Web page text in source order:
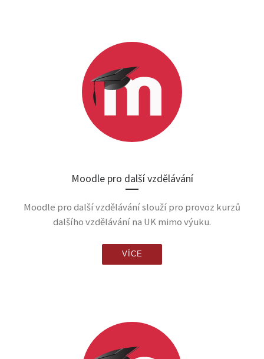
Moodle pro další vzdělávání
Moodle pro další vzdělávání slouží pro provoz kurzů
dalšího vzdělávání na UK mimo výuku.
VÍCE